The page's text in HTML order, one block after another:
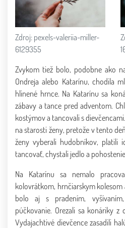
Zdroj: pexels-valeriia-miller-
6129355
Zvykom tiež bolo, podobne ako
Ondreja alebo Katarínu, chodila
hlinené hrnce. Na Katarínu sa
zábavy a tance pred adventom.
kostýmov a tancovali s
na starosti ženy, pretože v tento
ženy vyberali hudobníkov, platili
tancovať, chystali jedlo a
Na Katarínu sa nemalo
kolovrátkom, hrnčiarskym
bolo aj s pradením,
púčkovanie. Orezali sa konáriky
Vydajachtivé dievčence zasadili